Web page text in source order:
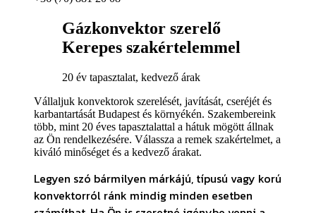
Gázkonvektor szerelő
Kerepes szakértelemmel
20 év tapasztalat, kedvező árak
Vállaljuk konvektorok szerelését, javítását, cseréjét és
karbantartását Budapest és környékén. Szakembereink
több, mint 20 éves tapasztalattal a hátuk mögött állnak
az Ön rendelkezésére. Válassza a remek szakértelmet, a
kiváló minőséget és a kedvező árakat.
Legyen szó bármilyen márkájú, típusú vagy korú
konvektorról ránk mindig minden esetben